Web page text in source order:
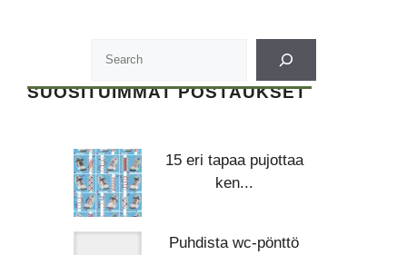
SUOSITUIMMAT POSTAUKSET
15 eri tapaa pujottaa
ken...
Puhdista wc-pönttö